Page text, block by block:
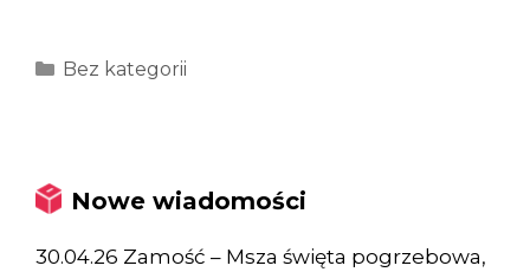
Kategorie
Bez kategorii
Nowe wiadomości
30.04.26 Zamość – Msza święta pogrzebowa,